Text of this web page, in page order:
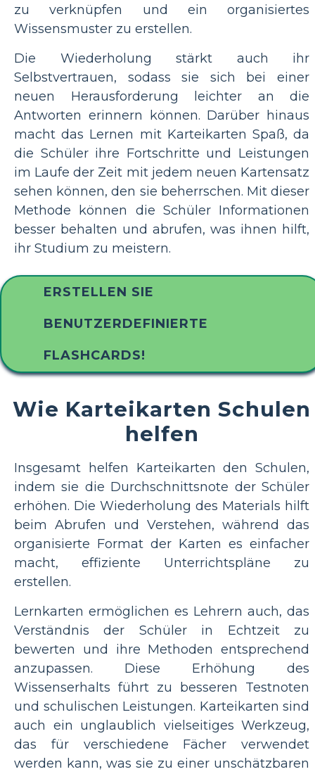
zu verknüpfen und ein organisiertes
Wissensmuster zu erstellen.
Die Wiederholung stärkt auch ihr
Selbstvertrauen, sodass sie sich bei einer
neuen Herausforderung leichter an die
Antworten erinnern können. Darüber hinaus
macht das Lernen mit Karteikarten Spaß, da
die Schüler ihre Fortschritte und Leistungen
im Laufe der Zeit mit jedem neuen Kartensatz
sehen können, den sie beherrschen. Mit dieser
Methode können die Schüler Informationen
besser behalten und abrufen, was ihnen hilft,
ihr Studium zu meistern.
ERSTELLEN SIE
BENUTZERDEFINIERTE
FLASHCARDS!
Wie Karteikarten Schulen
helfen
Insgesamt helfen Karteikarten den Schulen,
indem sie die Durchschnittsnote der Schüler
erhöhen. Die Wiederholung des Materials hilft
beim Abrufen und Verstehen, während das
organisierte Format der Karten es einfacher
macht, effiziente Unterrichtspläne zu
erstellen.
Lernkarten ermöglichen es Lehrern auch, das
Verständnis der Schüler in Echtzeit zu
bewerten und ihre Methoden entsprechend
anzupassen. Diese Erhöhung des
Wissenserhalts führt zu besseren Testnoten
und schulischen Leistungen. Karteikarten sind
auch ein unglaublich vielseitiges Werkzeug,
das für verschiedene Fächer verwendet
werden kann, was sie zu einer unschätzbaren